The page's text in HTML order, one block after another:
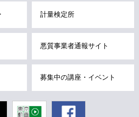
計量検定所
悪質事業者通報サイト
募集中の講座・イベント
東京動画
東京都公式
Facebook